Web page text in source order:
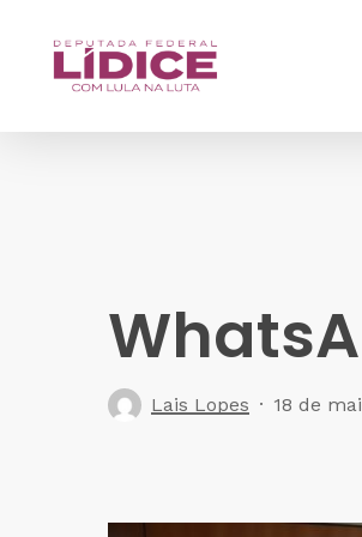
Lais Lopes 18 de